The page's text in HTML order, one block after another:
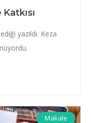
yazıldı. Keza
Makale